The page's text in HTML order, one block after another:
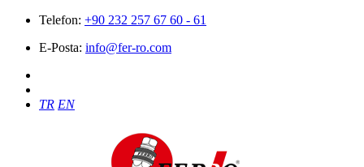
Telefon: +90 232 257 67 60 - 61
E-Posta: info@fer-ro.com
TR EN